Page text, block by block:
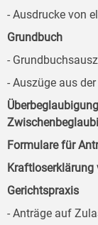
- Ausdrucke von
Grundbuch
-
- Auszüge aus
Formulare für
Kraftloserklärung
Gerichtspraxis
- Anträge auf